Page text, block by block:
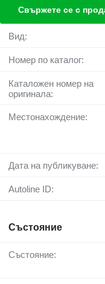
Свържете се с
Вид:
Номер по каталог:
Каталожен номер на
оригинала:
Местонахождение:
Дата на публикуване:
Autoline ID:
Състояние
Състояние: